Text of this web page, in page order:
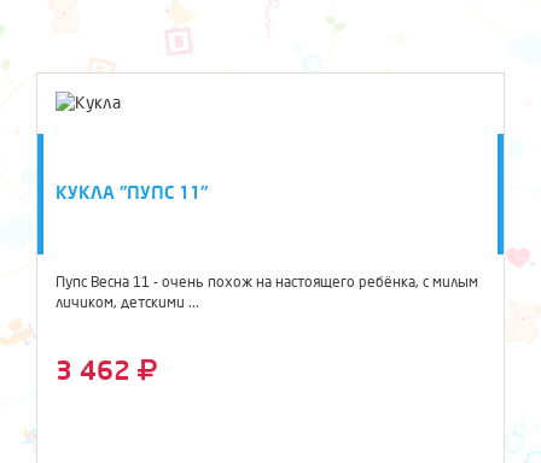
КУКЛА "ПУПС 11"
Пупс Весна 11 - очень похож на настоящего ребёнка, с милым
личиком, детскими ...
3 462